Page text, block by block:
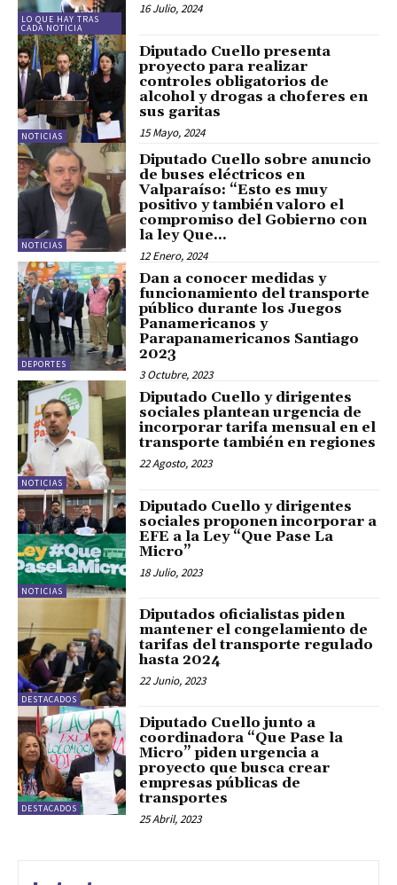
LO QUE HAY TRAS
CADA NOTICIA
16 Julio, 2024
NOTICIAS
Diputado Cuello presenta
proyecto para realizar
controles obligatorios de
alcohol y drogas a choferes en
sus garitas
15 Mayo, 2024
NOTICIAS
Diputado Cuello sobre anuncio
de buses eléctricos en
Valparaíso: “Esto es muy
positivo y también valoro el
compromiso del Gobierno con
la ley Que...
12 Enero, 2024
DEPORTES
Dan a conocer medidas y
funcionamiento del transporte
público durante los Juegos
Panamericanos y
Parapanamericanos Santiago
2023
3 Octubre, 2023
NOTICIAS
Diputado Cuello y dirigentes
sociales plantean urgencia de
incorporar tarifa mensual en el
transporte también en regiones
22 Agosto, 2023
NOTICIAS
Diputado Cuello y dirigentes
sociales proponen incorporar a
EFE a la Ley “Que Pase La
Micro”
18 Julio, 2023
DESTACADOS
Diputados oficialistas piden
mantener el congelamiento de
tarifas del transporte regulado
hasta 2024
22 Junio, 2023
DESTACADOS
Diputado Cuello junto a
coordinadora “Que Pase la
Micro” piden urgencia a
proyecto que busca crear
empresas públicas de
transportes
25 Abril, 2023